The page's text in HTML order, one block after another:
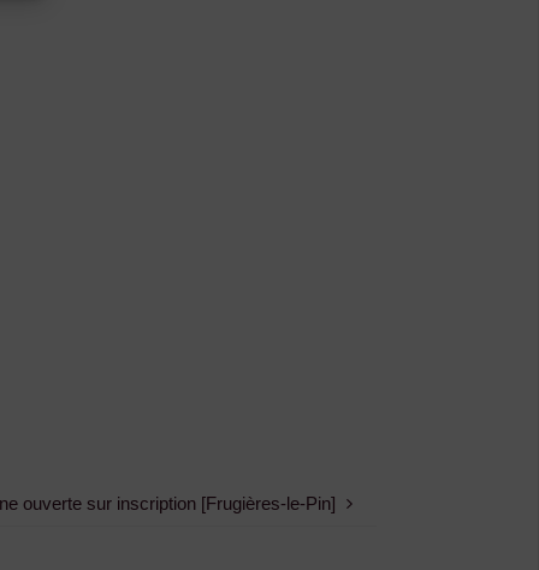
ouverte sur inscription [Frugières-le-Pin]